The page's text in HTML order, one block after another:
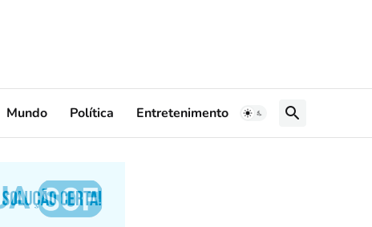
Mundo Política Entretenimento